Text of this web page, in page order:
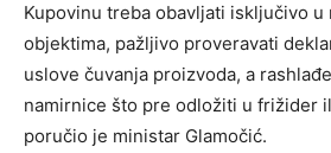
Kupovinu treba obavljati isključivo u
objektima, pažljivo proveravati
uslove čuvanja proizvoda, a
namirnice što pre odložiti u frižider
poručio je ministar Glamočić.